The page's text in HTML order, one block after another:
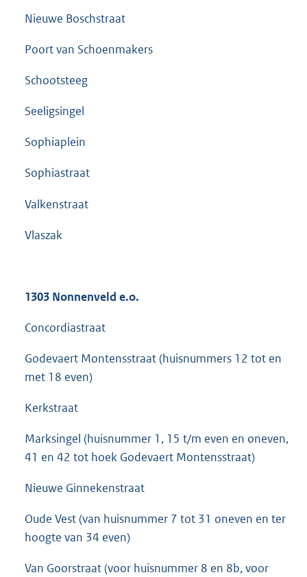
Nieuwe Boschstraat
Poort van Schoenmakers
Schootsteeg
Seeligsingel
Sophiaplein
Sophiastraat
Valkenstraat
Vlaszak
1303 Nonnenveld e.o.
Concordiastraat
Godevaert Montensstraat (huisnummers 12 tot en
met 18 even)
Kerkstraat
Marksingel (huisnummer 1, 15 t/m even en oneven,
41 en 42 tot hoek Godevaert Montensstraat)
Nieuwe Ginnekenstraat
Oude Vest (van huisnummer 7 tot 31 oneven en ter
hoogte van 34 even)
Van Goorstraat (voor huisnummer 8 en 8b, voor